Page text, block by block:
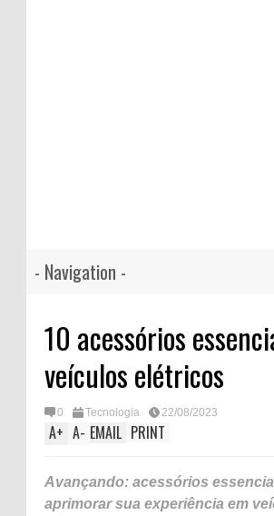
10 acessórios
veículos elétricos
0 Tecnologia 22/08/2023
A+ A- EMAIL PRINT
Avançando: acessórios
aprimorar sua experiência em